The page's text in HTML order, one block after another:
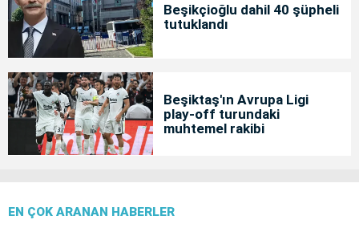
Beşikçioğlu dahil 40 şüpheli
tutuklandı
Beşiktaş'ın Avrupa Ligi
play-off turundaki
muhtemel rakibi
EN ÇOK ARANAN HABERLER